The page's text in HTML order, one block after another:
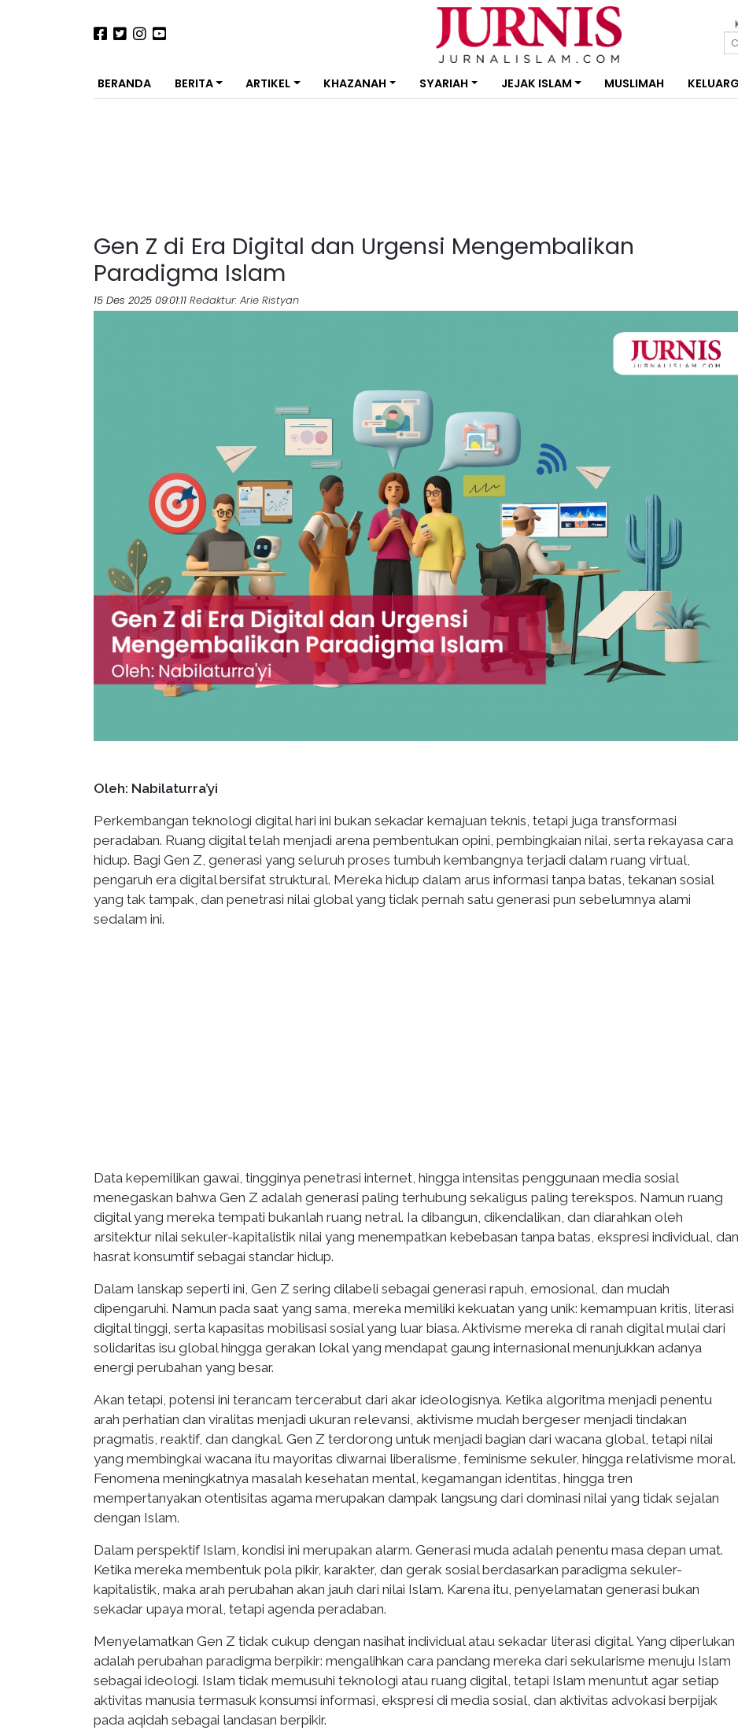
BERANDA BERITA ARTIKEL KHAZANAH SYARIAH JEJAK ISLAM MUSLIMAH
Gen Z di Era Digital dan Urgensi Mengembalikan
Paradigma Islam
15 Des 2025 09:01:11 Redaktur: Arie Ristyan
Oleh: Nabilaturra’yi
Perkembangan teknologi digital hari ini bukan sekadar kemajuan teknis, tetapi juga transformasi
peradaban. Ruang digital telah menjadi arena pembentukan opini, pembingkaian nilai, serta rekayasa cara
hidup. Bagi Gen Z, generasi yang seluruh proses tumbuh kembangnya terjadi dalam ruang virtual,
pengaruh era digital bersifat struktural. Mereka hidup dalam arus informasi tanpa batas, tekanan sosial
yang tak tampak, dan penetrasi nilai global yang tidak pernah satu generasi pun sebelumnya alami
sedalam ini.
Data kepemilikan gawai, tingginya penetrasi internet, hingga intensitas penggunaan media sosial
menegaskan bahwa Gen Z adalah generasi paling terhubung sekaligus paling terekspos. Namun ruang
digital yang mereka tempati bukanlah ruang netral. Ia dibangun, dikendalikan, dan diarahkan oleh
arsitektur nilai sekuler-kapitalistik nilai yang menempatkan kebebasan tanpa batas, ekspresi individual, dan
hasrat konsumtif sebagai standar hidup.
Dalam lanskap seperti ini, Gen Z sering dilabeli sebagai generasi rapuh, emosional, dan mudah
dipengaruhi. Namun pada saat yang sama, mereka memiliki kekuatan yang unik: kemampuan kritis, literasi
digital tinggi, serta kapasitas mobilisasi sosial yang luar biasa. Aktivisme mereka di ranah digital mulai dari
solidaritas isu global hingga gerakan lokal yang mendapat gaung internasional menunjukkan adanya
energi perubahan yang besar.
Akan tetapi, potensi ini terancam tercerabut dari akar ideologisnya. Ketika algoritma menjadi penentu
arah perhatian dan viralitas menjadi ukuran relevansi, aktivisme mudah bergeser menjadi tindakan
pragmatis, reaktif, dan dangkal. Gen Z terdorong untuk menjadi bagian dari wacana global, tetapi nilai
yang membingkai wacana itu mayoritas diwarnai liberalisme, feminisme sekuler, hingga relativisme moral.
Fenomena meningkatnya masalah kesehatan mental, kegamangan identitas, hingga tren
mempertanyakan otentisitas agama merupakan dampak langsung dari dominasi nilai yang tidak sejalan
dengan Islam.
Dalam perspektif Islam, kondisi ini merupakan alarm. Generasi muda adalah penentu masa depan umat.
Ketika mereka membentuk pola pikir, karakter, dan gerak sosial berdasarkan paradigma sekuler-
kapitalistik, maka arah perubahan akan jauh dari nilai Islam. Karena itu, penyelamatan generasi bukan
sekadar upaya moral, tetapi agenda peradaban.
Menyelamatkan Gen Z tidak cukup dengan nasihat individual atau sekadar literasi digital. Yang diperlukan
adalah perubahan paradigma berpikir: mengalihkan cara pandang mereka dari sekularisme menuju Islam
sebagai ideologi. Islam tidak memusuhi teknologi atau ruang digital, tetapi Islam menuntut agar setiap
aktivitas manusia termasuk konsumsi informasi, ekspresi di media sosial, dan aktivitas advokasi berpijak
pada aqidah sebagai landasan berpikir.